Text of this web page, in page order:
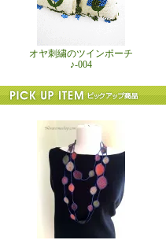
オヤ刺繍のツインポーチ
♪-004